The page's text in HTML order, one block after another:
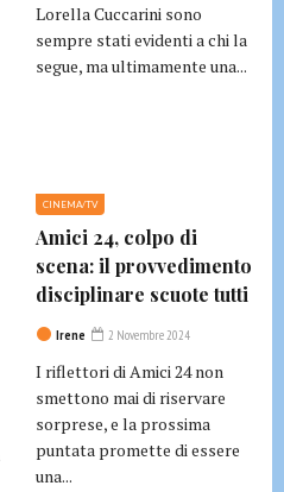
Lorella Cuccarini sono
sempre stati evidenti a chi la
segue, ma ultimamente una...
CINEMA/TV
Amici 24, colpo di
scena: il provvedimento
disciplinare scuote tutti
Irene 2 Novembre 2024
I riflettori di Amici 24 non
smettono mai di riservare
sorprese, e la prossima
puntata promette di essere
una...